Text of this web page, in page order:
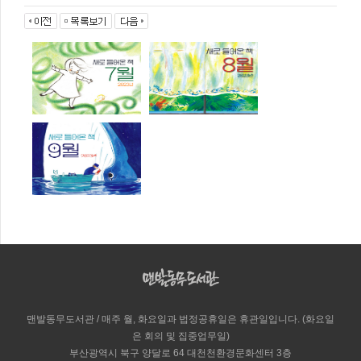
맨발동무도서관 / 매주 월, 화요일과 법정공휴일은 휴관일입니다. (화요일
은 회의 및 집중업무일)
부산광역시 북구 양달로 64 대천천환경문화센터 3층